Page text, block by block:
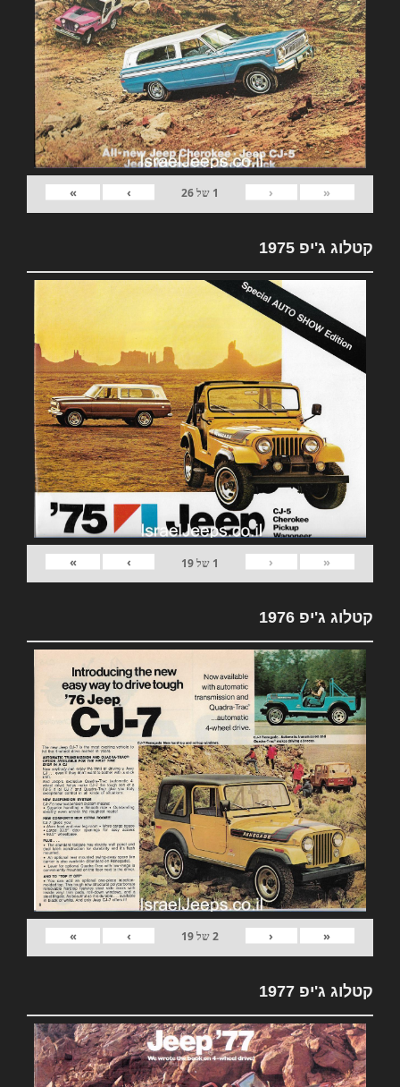
«
‹
1 של26
›
»
קטלוג ג'יפ 1975
«
‹
1 של19
›
»
קטלוג ג'יפ 1976
«
‹
2של19
›
»
קטלוג ג'יפ 1977